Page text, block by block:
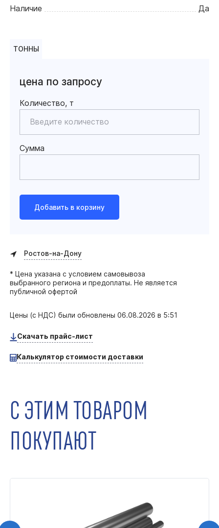
Наличие
Да
ТОННЫ
цена по запросу
Количество, т
Сумма
Добавить в корзину
Ростов-на-Дону
* Цена указана с условием самовывоза
выбранного региона и предоплаты. Не является
публичной офертой
Цены (с НДС) были обновлены 06.08.2026 в 5:51
Скачать прайс-лист
Калькулятор стоимости доставки
С ЭТИМ ТОВАРОМ
ПОКУПАЮТ